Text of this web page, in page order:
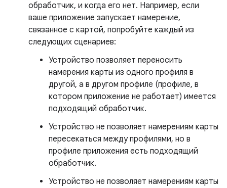
обработчик, и когда его нет. Например, если
ваше приложение запускает намерение,
связанное с картой, попробуйте каждый из
следующих сценариев:
Устройство позволяет переносить
намерения карты из одного профиля в
другой, а в другом профиле (профиле, в
котором приложение не работает) имеется
подходящий обработчик.
Устройство не позволяет намерениям карты
пересекаться между профилями, но в
профиле приложения есть подходящий
обработчик.
Устройство не позволяет намерениям карты